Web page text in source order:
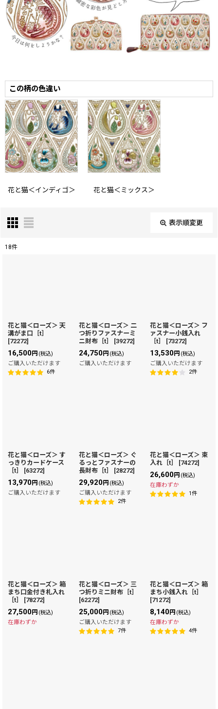
この柄の色違い
花と猫＜インディゴ＞ 花と猫＜ミックス＞
表示順変更
絞り込む
18件
花と猫＜ローズ＞ 天
溝がま口［t］
[72272]
16,500円 (税込)
ご購入いただけます
6件
花と猫＜ローズ＞ 二
つ折りファスナーミ
ニ財布［t］
[39272]
24,750円 (税込)
ご購入いただけます
花と猫＜ローズ＞ フ
ァスナー小銭入れ
［t］
[73272]
13,530円 (税込)
ご購入いただけます
2件
花と猫＜ローズ＞ す
っきりカードケース
［t］
[63272]
13,970円 (税込)
ご購入いただけます
花と猫＜ローズ＞ ぐ
るっとファスナーの
長財布［t］
[28272]
29,920円 (税込)
ご購入いただけます
2件
花と猫＜ローズ＞ 束
入れ［t］
[74272]
26,600円 (税込)
在庫わずか
1件
花と猫＜ローズ＞ 箱
まち口金付き札入れ
［t］
[78272]
27,500円 (税込)
在庫わずか
花と猫＜ローズ＞ 三
つ折りミニ財布［t］
[62272]
25,000円 (税込)
ご購入いただけます
7件
花と猫＜ローズ＞ 箱
まち小銭入れ［t］
[71272]
8,140円 (税込)
在庫わずか
4件